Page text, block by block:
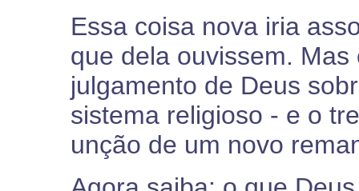
Essa coisa nova iria
que dela ouvissem.
julgamento de Deus
sistema religioso - e o
unção de um novo